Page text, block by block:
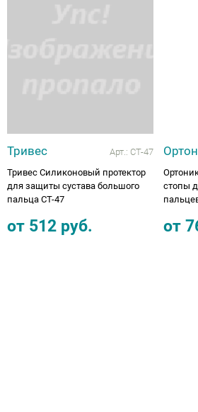
Тривес Арт.: СТ-47
Тривес Силиконовый протектор
для защиты сустава большого
пальца СТ-47
от 512 руб.
стопы
от
ОПОРЫ, ВЕРТИКАЛИЗАТОРЫ,
для ЛФК
Одежда ортопедическая
инвалидов